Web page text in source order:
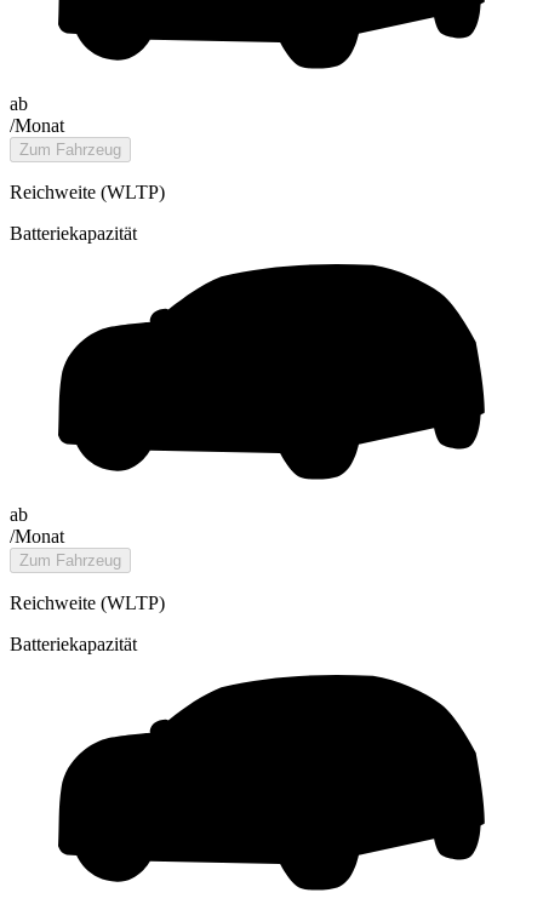
ab
/Monat
Zum Fahrzeug
Reichweite (WLTP)
Batteriekapazität
ab
/Monat
Zum Fahrzeug
Reichweite (WLTP)
Batteriekapazität